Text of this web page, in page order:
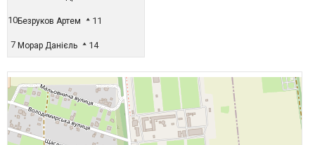
10Безруков Артем 11
7 Морар Данієль 14